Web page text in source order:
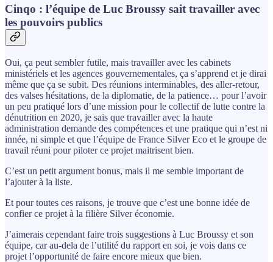
Cinqo : l’équipe de Luc Broussy sait travailler avec
les pouvoirs publics
Oui, ça peut sembler futile, mais travailler avec les cabinets
ministériels et les agences gouvernementales, ça s’apprend et je dirai
même que ça se subit. Des réunions interminables, des aller-retour,
des valses hésitations, de la diplomatie, de la patience… pour l’avoir
un peu pratiqué lors d’une mission pour le collectif de lutte contre la
dénutrition en 2020, je sais que travailler avec la haute
administration demande des compétences et une pratique qui n’est ni
innée, ni simple et que l’équipe de France Silver Eco et le groupe de
travail réuni pour piloter ce projet maitrisent bien.
C’est un petit argument bonus, mais il me semble important de
l’ajouter à la liste.
Et pour toutes ces raisons, je trouve que c’est une bonne idée de
confier ce projet à la filière Silver économie.
J’aimerais cependant faire trois suggestions à Luc Broussy et son
équipe, car au-dela de l’utilité du rapport en soi, je vois dans ce
projet l’opportunité de faire encore mieux que bien.